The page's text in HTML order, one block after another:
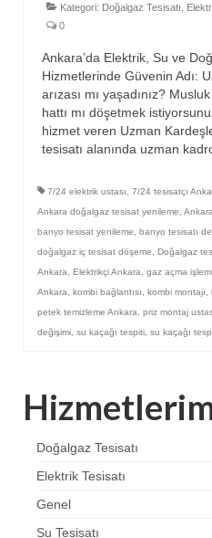
Kategori: Doğalgaz Tesisatı
0
Ankara’da Elektrik, Su ve
Hizmetlerinde Güvenin Adı:
arızası mı yaşadınız?
hattı mı döşetmek
hizmet veren Uzman
tesisatı alanında uzman
7/24 elektrik ustası 7/24 tesisatçı
Ankara doğalgaz tesisat yenileme
banyo tesisat yenileme
banyo tesisatı
doğalgaz iç tesisat döşeme
Doğalgaz
Ankara
Elektrikçi Ankara gaz açma
Ankara
kombi bağlantısı kombi montajı
petek temizleme Ankara
priz montaj
değişimi su kaçağı tespiti su kaçağı
Doğalgaz Tesisatı
Elektrik Tesisatı
Genel
Su Tesisatı